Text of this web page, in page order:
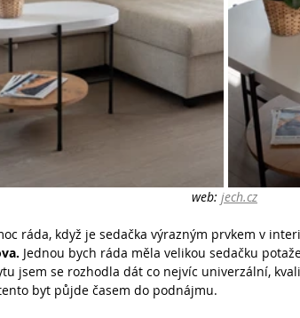
web: jech.cz
ráda, když je sedačka výrazným prvkem v
Jednou bych ráda měla velikou sedačku
jsem se rozhodla dát co nejvíc univerzální,
byt půjde časem do podnájmu.